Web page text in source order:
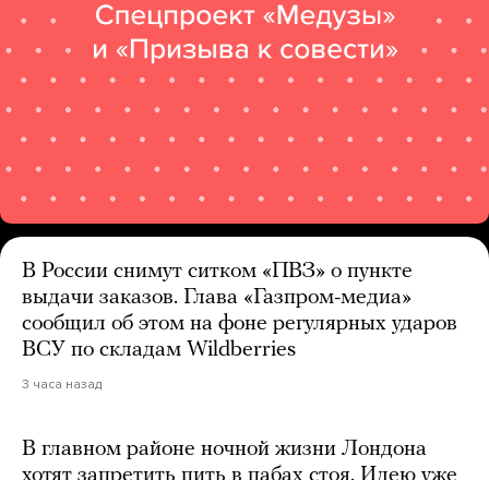
В России снимут ситком «ПВЗ» о пункте
выдачи заказов. Глава «Газпром-медиа»
сообщил об этом на фоне регулярных ударов
ВСУ по складам Wildberries
3 часа назад
В главном районе ночной жизни Лондона
хотят запретить пить в пабах стоя. Идею уже